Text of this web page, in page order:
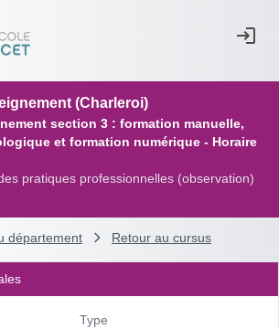
(Charleroi)
section 3 : formation manuelle,
et formation numérique - Horaire
pratiques professionnelles (observation)
département Retour au cursus
Type